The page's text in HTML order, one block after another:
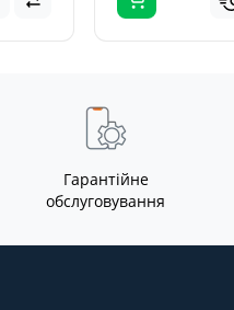
Гарантійне
обслуговування